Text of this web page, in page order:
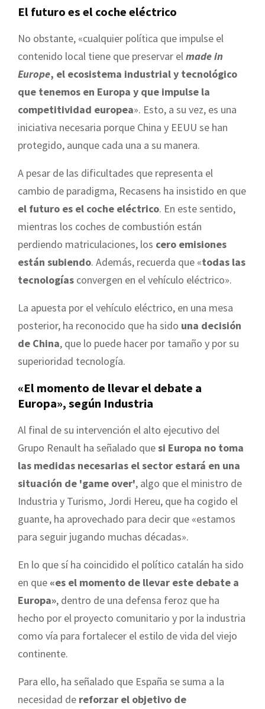
El futuro es el coche eléctrico
No obstante, «cualquier política que impulse el
contenido local tiene que preservar elmade in
Europe, el ecosistema industrial y tecnológico
que tenemos en Europa y que impulse la
competitividad europea». Esto, a su vez, es una
iniciativa necesaria porque China y EEUU se han
protegido, aunque cada una a su manera.
A pesar de las dificultades que representa el
cambio de paradigma, Recasens ha insistido en que
el futuro es el coche eléctrico. En este sentido,
mientras los coches de combustión están
perdiendo matriculaciones, los cero emisiones
están subiendo. Además, recuerda que «todas las
tecnologías convergen en el vehículo eléctrico».
La apuesta por el vehículo eléctrico, en una mesa
posterior, ha reconocido que ha sido una decisión
de China, que lo puede hacer por tamaño y por su
superioridad tecnología.
«El momento de llevar el debate a
Europa», según Industria
Al final de su intervención el alto ejecutivo del
Grupo Renault ha señalado quesi Europa no toma
las medidas necesarias el sector estará en una
situación de 'game over', algo que el ministro de
Industria y Turismo, Jordi Hereu, que ha cogido el
guante, ha aprovechado para decir que «estamos
para seguir jugando muchas décadas».
En lo que sí ha coincidido el político catalán ha sido
en que «es el momento de llevar este debate a
Europa», dentro de una defensa feroz que ha
hecho por el proyecto comunitario y por la industria
como vía para fortalecer el estilo de vida del viejo
continente.
Para ello, ha señalado que España se suma a la
necesidad de reforzar el objetivo de